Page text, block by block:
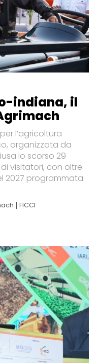
indiana, il
l’agricoltura
organizzata da
lo scorso 29
visitatori, con oltre
2027 programmata
FICCI